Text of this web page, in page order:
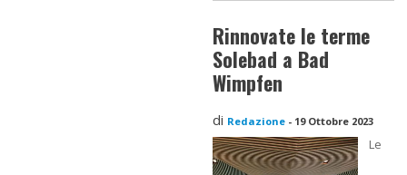
Rinnovate le terme
Solebad a Bad
Wimpfen
di Redazione - 19 Ottobre 2023
Le